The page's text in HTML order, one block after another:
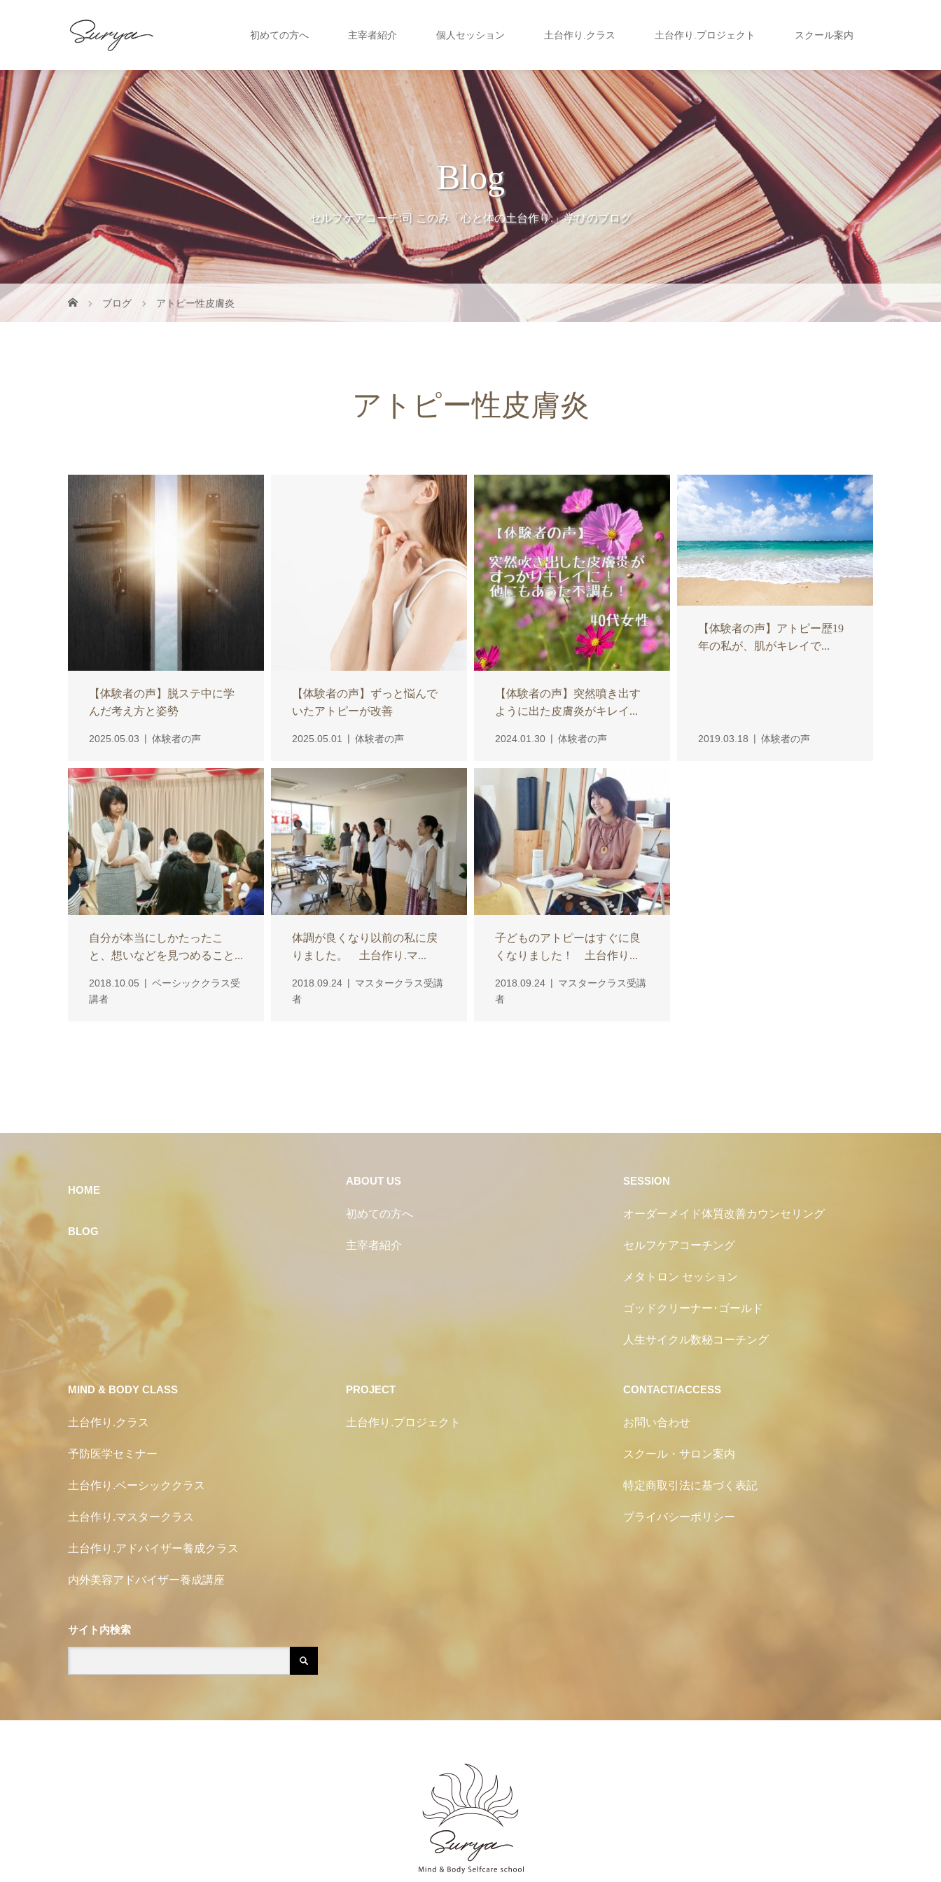
初めての方へ 主宰者紹介 個人セッション 土台作り.クラス 土台作り.プロジェクト スクール案内
Blog
セルフケアコーチ:司 このみ「心と体の土台作り.」学びのブログ
ブログ アトピー性皮膚炎
アトピー性皮膚炎
【体験者の声】脱ステ中に学
んだ考え方と姿勢
2025.05.03 体験者の声
【体験者の声】ずっと悩んで
いたアトピーが改善
2025.05.01 体験者の声
【体験者の声】突然噴き出す
ように出た皮膚炎がキレイ...
2024.01.30 体験者の声
【体験者の声】アトピー歴19
年の私が、肌がキレイで...
2019.03.18 体験者の声
自分が本当にしかたったこ
と、想いなどを見つめること...
2018.10.05
ベーシッククラス受
講者
体調が良くなり以前の私に戻
りました。 土台作り.マ...
2018.09.24
マスタークラス受講
者
子どものアトピーはすぐに良
くなりました！ 土台作り...
2018.09.24
マスタークラス受講
者
HOME
BLOG
ABOUT US
初めての方へ
主宰者紹介
SESSION
オーダーメイド体質改善カウンセリング
セルフケアコーチング
メタトロン セッション
ゴッドクリーナー･ゴールド
人生サイクル数秘コーチング
MIND & BODY CLASS
土台作り.クラス
予防医学セミナー
土台作り.ベーシッククラス
土台作り.マスタークラス
土台作り.アドバイザー養成クラス
内外美容アドバイザー養成講座
PROJECT
土台作り.プロジェクト
CONTACT/ACCESS
お問い合わせ
スクール・サロン案内
特定商取引法に基づく表記
プライバシーポリシー
サイト内検索